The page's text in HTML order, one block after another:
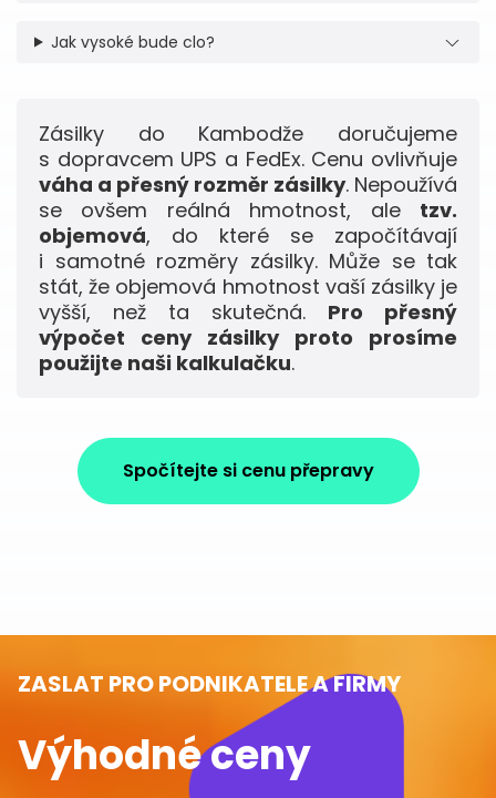
Jak vysoké bude clo?
Zásilky do Kambodže doručujeme
s dopravcem UPS a FedEx. Cenu ovlivňuje
váha a přesný rozměr zásilky. Nepoužívá
se ovšem reálná hmotnost, ale tzv.
objemová, do které se započítávají
i samotné rozměry zásilky. Může se tak
stát, že objemová hmotnost vaší zásilky je
vyšší, než ta skutečná. Pro přesný
výpočet ceny zásilky proto prosíme
použijte naši kalkulačku.
Spočítejte si cenu přepravy
ZASLAT PRO PODNIKATELE A FIRMY
Výhodné ceny